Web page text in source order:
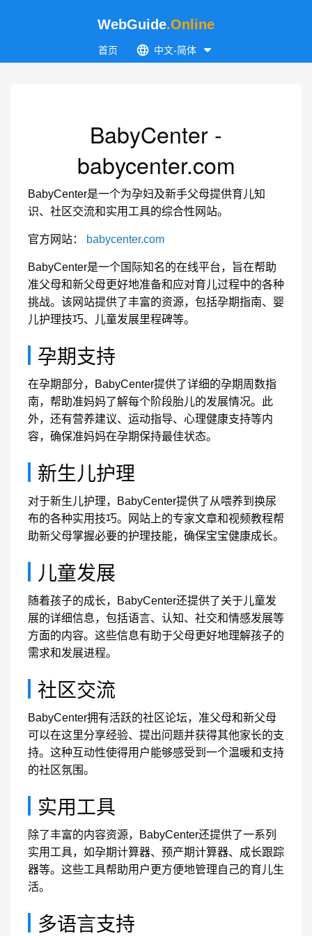
WebGuide.Online
首页 中文-简体
BabyCenter -
babycenter.com
BabyCenter是一个为孕妇及新手父母提供育儿知
识、社区交流和实用工具的综合性网站。
官方网站： babycenter.com
BabyCenter是一个国际知名的在线平台，旨在帮助
准父母和新父母更好地准备和应对育儿过程中的各种
挑战。该网站提供了丰富的资源，包括孕期指南、婴
儿护理技巧、儿童发展里程碑等。
孕期支持
在孕期部分，BabyCenter提供了详细的孕期周数指
南，帮助准妈妈了解每个阶段胎儿的发展情况。此
外，还有营养建议、运动指导、心理健康支持等内
容，确保准妈妈在孕期保持最佳状态。
新生儿护理
对于新生儿护理，BabyCenter提供了从喂养到换尿
布的各种实用技巧。网站上的专家文章和视频教程帮
助新父母掌握必要的护理技能，确保宝宝健康成长。
儿童发展
随着孩子的成长，BabyCenter还提供了关于儿童发
展的详细信息，包括语言、认知、社交和情感发展等
方面的内容。这些信息有助于父母更好地理解孩子的
需求和发展进程。
社区交流
BabyCenter拥有活跃的社区论坛，准父母和新父母
可以在这里分享经验、提出问题并获得其他家长的支
持。这种互动性使得用户能够感受到一个温暖和支持
的社区氛围。
实用工具
除了丰富的内容资源，BabyCenter还提供了一系列
实用工具，如孕期计算器、预产期计算器、成长跟踪
器等。这些工具帮助用户更方便地管理自己的育儿生
活。
多语言支持